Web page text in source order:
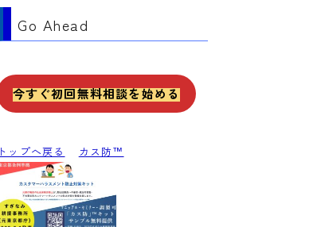
Go Ahead
今すぐ初回無料相談を始める
トップへ戻る カス防™